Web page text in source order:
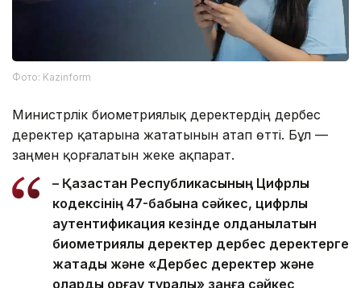
Фото: Kazinform
Министрлік биометриялық деректердің дербес
деректер қатарына жататынын атап өтті. Бұл —
заңмен қорғалатын жеке ақпарат.
– Қазақстан Республикасының Цифрлық
кодексінің 47-бабына сәйкес, цифрлық
аутентификация кезінде қолданылатын
биометриялық деректер дербес деректерге
жатады және «Дербес деректер және
оларды қорғау туралы» заңға сәйкес